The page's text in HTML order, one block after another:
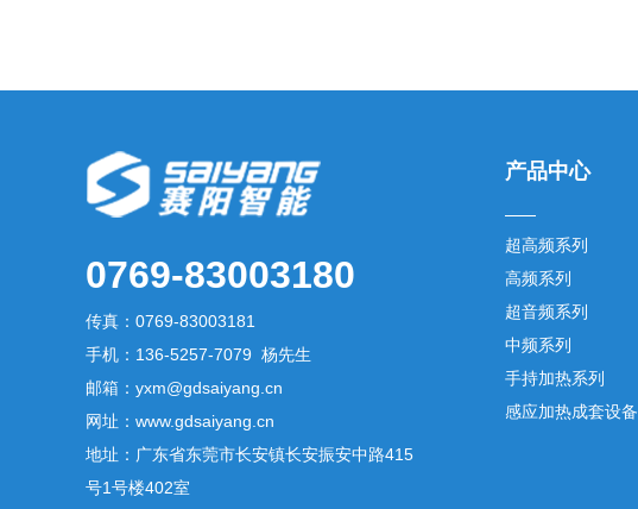
0769-83003180
传真：0769-83003181
手机：136-5257-7079 杨先生
邮箱：yxm@gdsaiyang.cn
网址：www.gdsaiyang.cn
地址：广东省东莞市长安镇长安振安中路415
号1号楼402室
产品中心
超高频系列
高频系列
超音频系列
中频系列
手持加热系列
感应加热成套设备